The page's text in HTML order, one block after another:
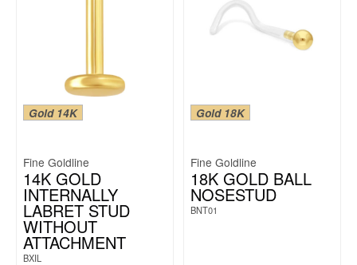
Gold 14K
Fine Goldline
14K GOLD
INTERNALLY
LABRET STUD
WITHOUT
ATTACHMENT
BXIL
Gold 18K
Fine Goldline
18K GOLD BALL
NOSESTUD
BNT01